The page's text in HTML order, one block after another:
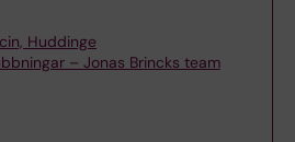
Huddinge
– Jonas Brincks team